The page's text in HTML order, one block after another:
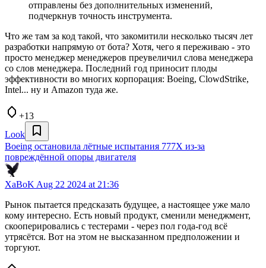
отправлены без дополнительных изменений,
подчеркнув точность инструмента.
Что же там за код такой, что закомитили несколько тысяч лет
разработки напрямую от бота? Хотя, чего я переживаю - это
просто менеджер менеджеров преувеличил слова менеджера
со слов менеджера. Последний год приносит плоды
эффективности во многих корпорация: Boeing, ClowdStrike,
Intel... ну и Amazon туда же.
+13
Look
Boeing остановила лётные испытания 777X из-за
повреждённой опоры двигателя
XaBoK Aug 22 2024 at 21:36
Рынок пытается предсказать будущее, а настоящее уже мало
кому интересно. Есть новый продукт, сменили менеджмент,
скооперировались с тестерами - через пол года-год всё
утрясётся. Вот на этом не высказанном предположении и
торгуют.